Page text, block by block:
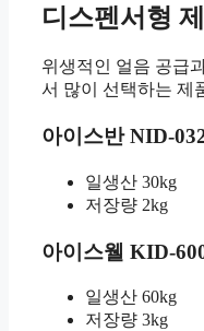
디스펜서형
위생적인 얼음 공급
서 많이 선택하는 제
아이스반 NID-
일생산 30kg
저장량 2kg
아이스웰 KID-
일생산 60kg
저장량 3kg